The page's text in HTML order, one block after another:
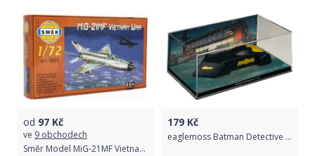
od 97 Kč
ve 9 obchodech
Směr Model MiG-21MF Vietnam WAR 1:72 15x21,8cm v krabici 25x14,5x4,5cm
179 Kč
eaglemoss Batman Detective Comics #591 Batmobile model kovový 1:43